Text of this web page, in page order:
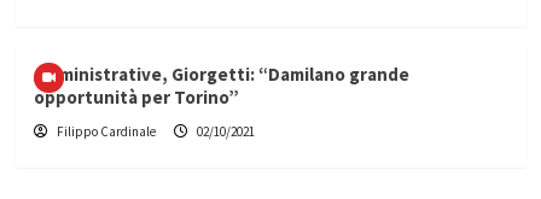
Amministrative, Giorgetti: “Damilano grande
opportunità per Torino”
Filippo Cardinale 02/10/2021